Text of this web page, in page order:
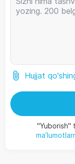
Hujjat
"Yuborish"